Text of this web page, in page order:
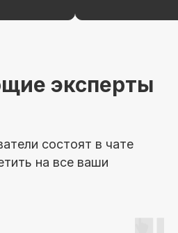
эксперты
состоят в чате
на все ваши